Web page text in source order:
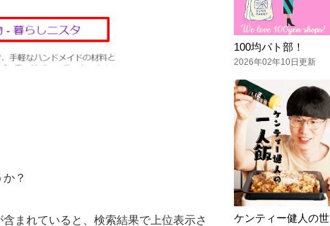
？
まれていると、検索結果で上位表示さ
100均パト部！
2026年02年10日更新
ケンティー健人の世